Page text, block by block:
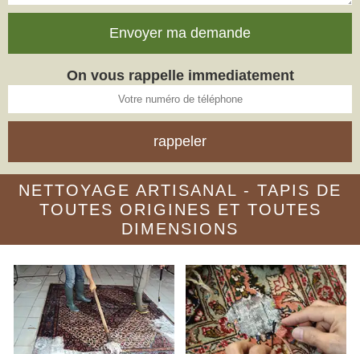
On vous rappelle immediatement
NETTOYAGE ARTISANAL - TAPIS DE
TOUTES ORIGINES ET TOUTES
DIMENSIONS